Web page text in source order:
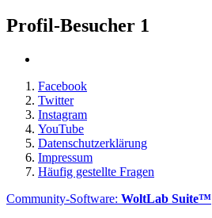
Profil-Besucher 1
Facebook
Twitter
Instagram
YouTube
Datenschutzerklärung
Impressum
Häufig gestellte Fragen
Community-Software: WoltLab Suite™